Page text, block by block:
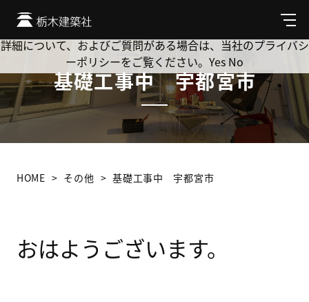
メ
ニ
ュ
基礎工事中 宇都宮市
HOME その他 基礎工事中 宇都宮市
おはようございます。
Cookie を使用して、お客様の活動を追跡してもよろしいです
か? 当社ではお客様のプライバシーを極めて重視しています。
詳細について、およびご質問がある場合は、当社のプライバシ
ーポリシーをご覧ください。 Yes No